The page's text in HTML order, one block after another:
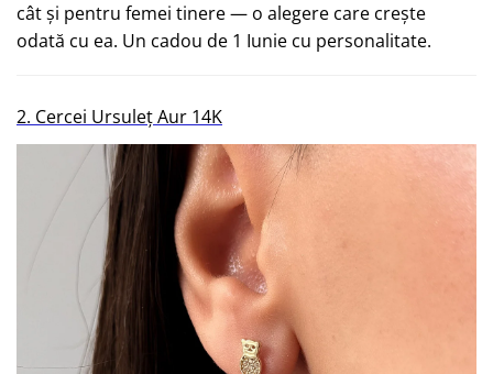
cât și pentru femei tinere — o alegere care crește
odată cu ea. Un cadou de 1 Iunie cu personalitate.
2. Cercei Ursuleț Aur 14K